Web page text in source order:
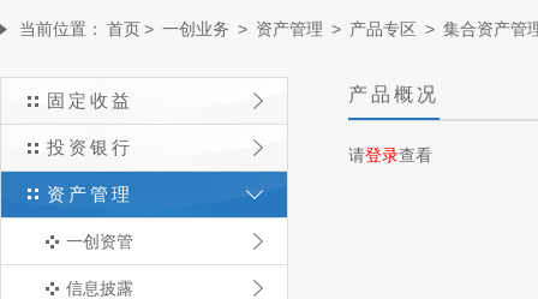
当前位置： 首页> 一创业务 > 资产管理 > 产品专区 > 集合资产管
固定收益
投资银行
资产管理
一创资管
信息披露
产品概况
请登录查看